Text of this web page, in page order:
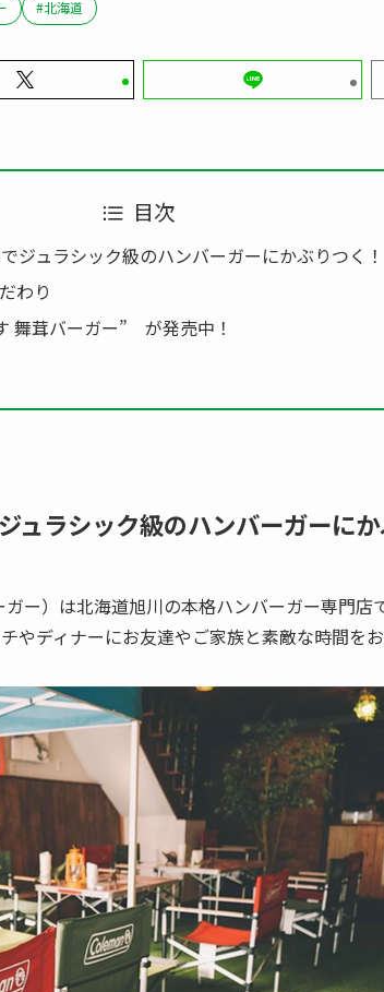
#北海道
目次
ジュラシック級のハンバーガーにかぶりつく！
わり
舞茸バーガー” が発売中！
ュラシック級のハンバーガーにか
ー）は北海道旭川の本格ハンバーガー専門店で
やディナーにお友達やご家族と素敵な時間をお